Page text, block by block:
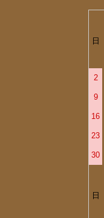
日
2
9
16
23
30
日